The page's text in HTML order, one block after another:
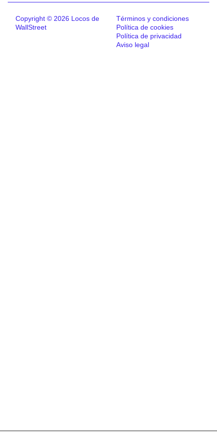
Copyright © 2026 Locos de
WallStreet
Términos y condiciones
Política de cookies
Política de privacidad
Aviso legal